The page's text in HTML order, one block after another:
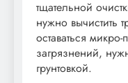
тщательной
нужно вычистить
оставаться
загрязнений,
грунтовкой.